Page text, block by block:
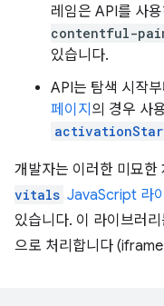
레임은 API를 사
contentful-
있습니다.
API는 탐색 시작
페이지 의 경우 사
개발자는 이러한 미묘한
vitals JavaScript 라
있습니다. 이 라이브러
으로 처리합니다